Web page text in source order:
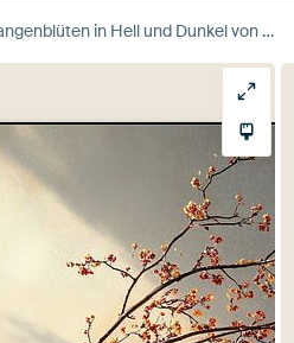
in Hell und Dunkel von Studio BB